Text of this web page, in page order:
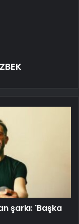
şarkı: 'Başka